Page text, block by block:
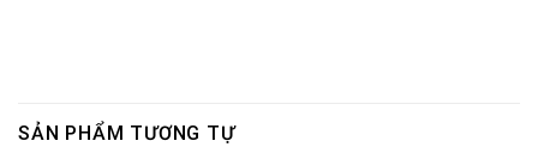
SẢN PHẨM TƯƠNG TỰ